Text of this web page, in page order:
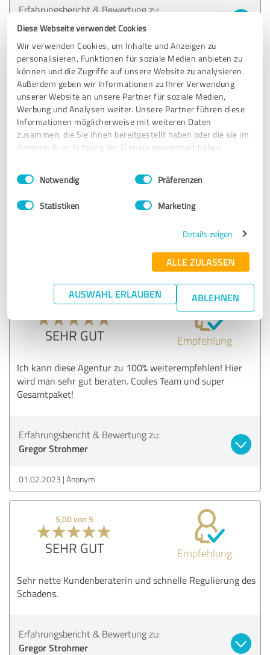
Diese Webseite verwendet Cookies
Wir verwenden Cookies, um Inhalte und Anzeigen zu
personalisieren, Funktionen für soziale Medien anbieten zu
können und die Zugriffe auf unsere Website zu analysieren.
Außerdem geben wir Informationen zu Ihrer Verwendung
unserer Website an unsere Partner für soziale Medien,
Werbung und Analysen weiter. Unsere Partner führen diese
Informationen möglicherweise mit weiteren Daten
zusammen, die Sie ihnen bereitgestellt haben oder die sie im
Rahmen Ihrer Nutzung der Dienste gesammelt haben.
Impressum Datenschutzbestimmungen
Einwilligungsauswahl
Notwendig Präferenzen
Statistiken Marketing
Details zeigen
ALLE ZULASSEN
AUSWAHL ERLAUBEN ABLEHNEN
Erfahrungsbericht & Bewertung zu:
Gregor Strohmer
31.05.2023 Frau Hübschmann
5,00 von 5
SEHR GUT Empfehlung
Ich bin schon so viele Jahre bei der Gothaer und war immer
die immer sehr freundliche Beratung
5,00 von 5
SEHR GUT Empfehlung
Ich kann diese Agentur zu 100% weiterempfehlen! Hier
wird man sehr gut beraten. Cooles Team und super
Gesamtpaket!
Erfahrungsbericht & Bewertung zu:
Gregor Strohmer
01.02.2023 Anonym
5,00 von 5
SEHR GUT Empfehlung
Sehr nette Kundenberaterin und schnelle Regulierung des
Schadens.
Erfahrungsbericht & Bewertung zu:
Gregor Strohmer